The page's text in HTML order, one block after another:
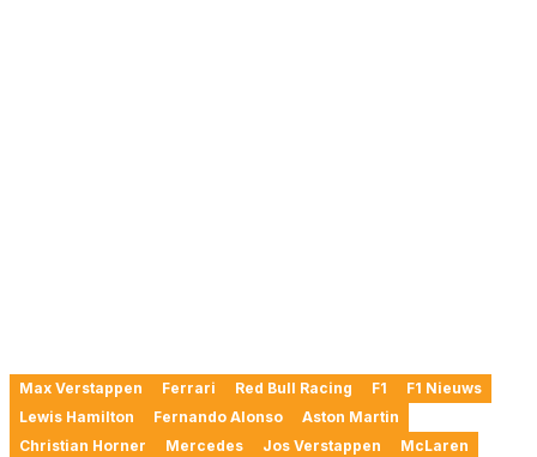
Max Verstappen Ferrari Red Bull Racing F1
F1 Nieuws
Lewis Hamilton
Fernando Alonso
Aston Martin
Christian Horner
Mercedes Jos Verstappen
McLaren